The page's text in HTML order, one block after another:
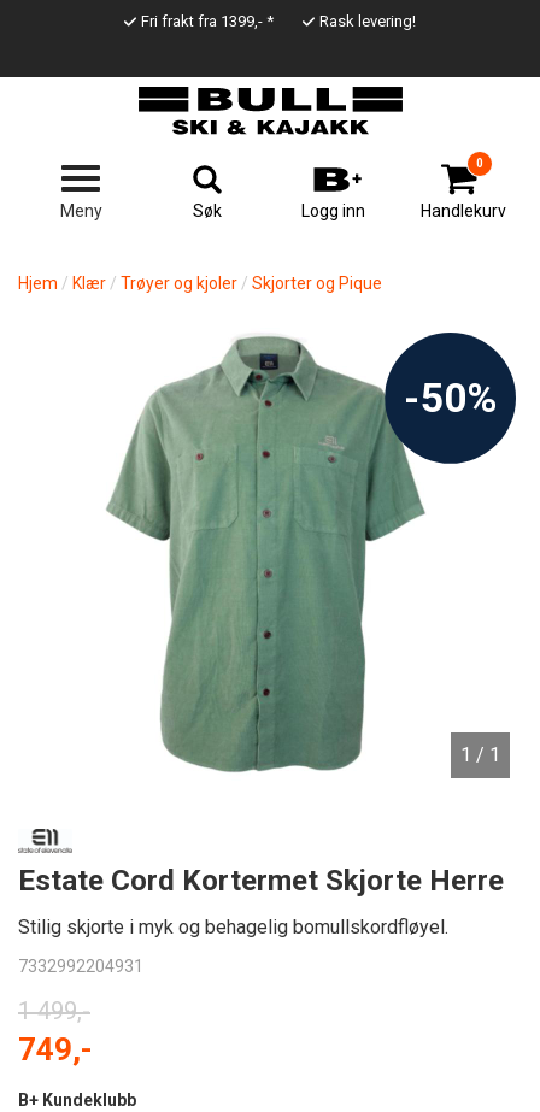
Line
Fri frakt fra 1399,- * Rask levering!
Meny Søk Logg inn Handlekurv
0
Hjem Klær Trøyer og kjoler Skjorter og Pique
-50%
1 / 1
Estate Cord Kortermet Skjorte Herre
Stilig skjorte i myk og behagelig bomullskordfløyel.
7332992204931
1 499,-
749,-
B+ Kundeklubb